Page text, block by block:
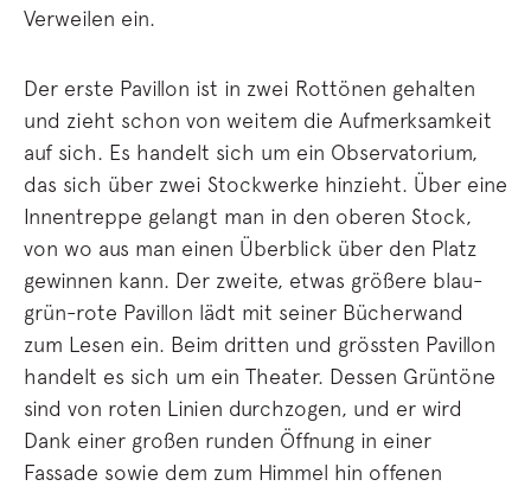
Verweilen ein.
Der erste Pavillon ist in zwei Rottönen gehalten
und zieht schon von weitem die Aufmerksamkeit
auf sich. Es handelt sich um ein Observatorium,
das sich über zwei Stockwerke hinzieht. Über eine
Innentreppe gelangt man in den oberen Stock,
von wo aus man einen Überblick über den Platz
gewinnen kann. Der zweite, etwas größere blau-
grün-rote Pavillon lädt mit seiner Bücherwand
zum Lesen ein. Beim dritten und grössten Pavillon
handelt es sich um ein Theater. Dessen Grüntöne
sind von roten Linien durchzogen, und er wird
Dank einer großen runden Öffnung in einer
Fassade sowie dem zum Himmel hin offenen